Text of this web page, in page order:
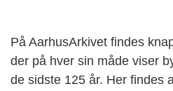
På AarhusArkivet findes
der på hver sin måde viser
de sidste 125 år. Her findes